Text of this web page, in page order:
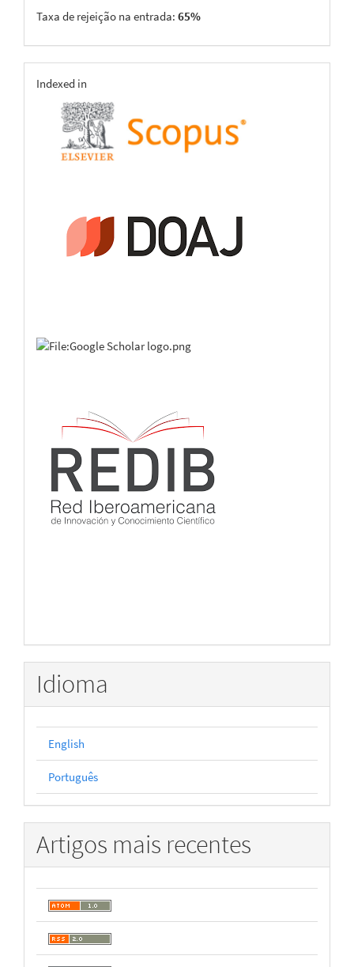
Taxa de rejeição na entrada: 65%
indexing
Indexed in
Idioma
English
Português
Artigos mais recentes